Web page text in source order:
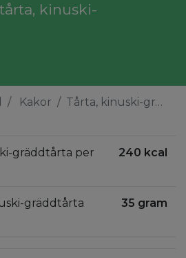
kinuski-
Kakor Tårta, kinuski-gräddtårta
gräddtårta per
240 kcal
gräddtårta
35 gram